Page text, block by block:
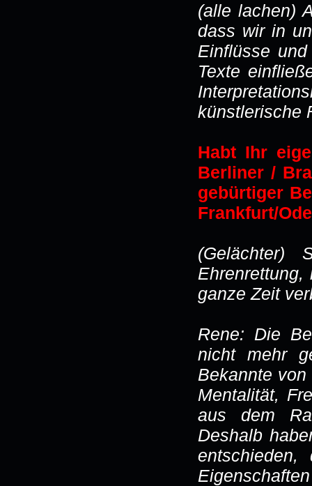
(alle lachen)
dass wir in
Einflüsse
Texte
künstlerische
Habt Ihr
Berliner /
gebürtiger
Frankfurt/
(Gelächter)
ganze Zeit
Rene: Die
nicht mehr
Bekannte
Mentalität,
aus dem
Deshalb